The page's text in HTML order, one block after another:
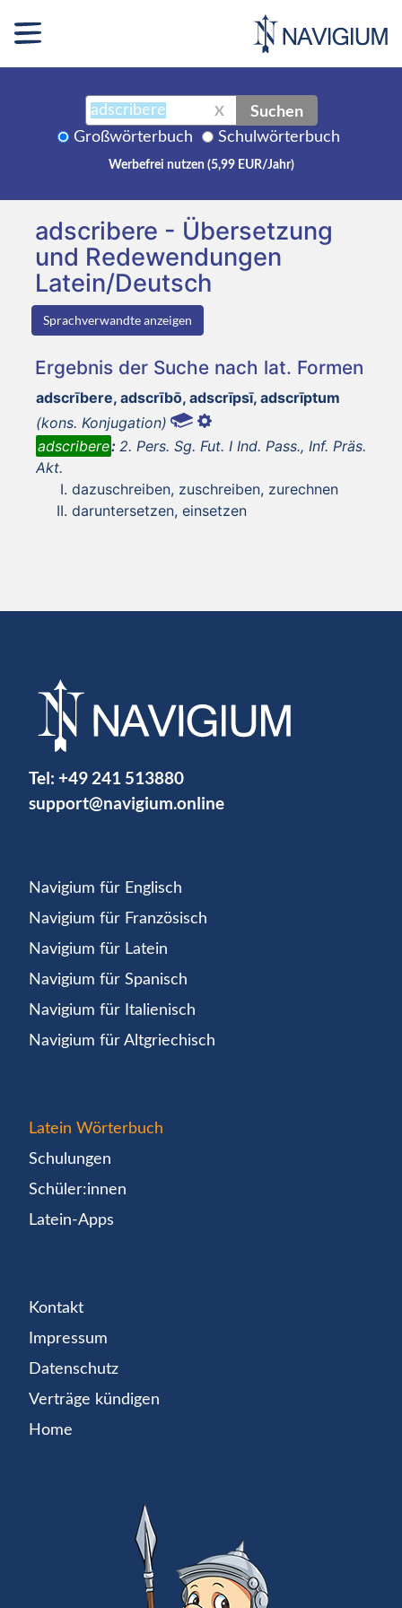
X Suchen
Großwörterbuch Schulwörterbuch
Werbefrei nutzen (5,99 EUR/Jahr)
adscribere - Übersetzung
und Redewendungen
Latein/Deutsch
Sprachverwandte anzeigen
Ergebnis der Suche nach lat. Formen
adscrībere, adscrībō, adscrīpsī, adscrīptum
(kons. Konjugation)
adscribere: 2. Pers. Sg. Fut. I Ind. Pass., Inf. Präs.
Akt.
dazuschreiben, zuschreiben, zurechnen
daruntersetzen, einsetzen
Tel: +49 241 513880
support@navigium.online
Navigium für Englisch
Navigium für Französisch
Navigium für Latein
Navigium für Spanisch
Navigium für Italienisch
Navigium für Altgriechisch
Latein Wörterbuch
Schulungen
Schüler:innen
Latein-Apps
Kontakt
Impressum
Datenschutz
Verträge kündigen
Home